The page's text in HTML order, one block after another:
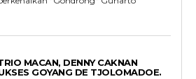
MACAN, DENNY CAKNAN
GOYANG DE TJOLOMADOE.